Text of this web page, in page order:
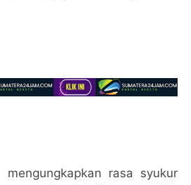
mengungkapkan rasa syukur